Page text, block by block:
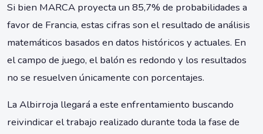
Si bien MARCA proyecta un 85,7% de probabilidades a
favor de Francia, estas cifras son el resultado de análisis
matemáticos basados en datos históricos y actuales. En
el campo de juego, el balón es redondo y los resultados
no se resuelven únicamente con porcentajes.
La Albirroja llegará a este enfrentamiento buscando
reivindicar el trabajo realizado durante toda la fase de